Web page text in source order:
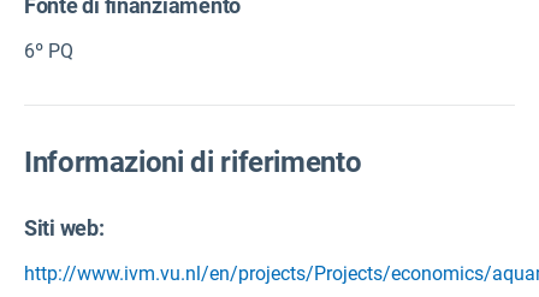
Fonte di finanziamento
6º PQ
Informazioni di riferimento
Siti web:
http://www.ivm.vu.nl/en/projects/Projects/economics/